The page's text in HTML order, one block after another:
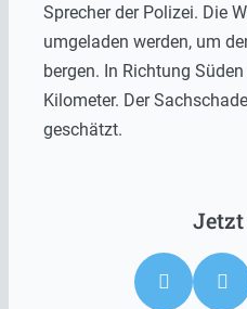
Sprecher der Polizei. Die
umgeladen werden, um
bergen. In Richtung
Kilometer. Der
geschätzt.